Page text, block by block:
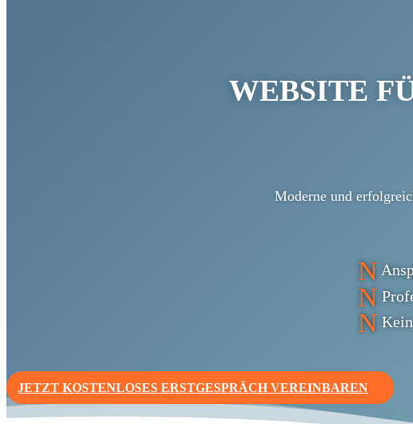
WEBSITE
Moderne und
N
N
N
JETZT KOSTENLOSES ERSTGESPRÄCH VEREINBAREN